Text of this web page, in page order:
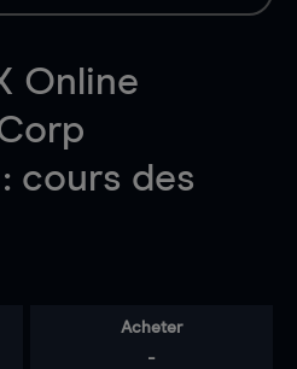
Online
: cours des
Acheter
-